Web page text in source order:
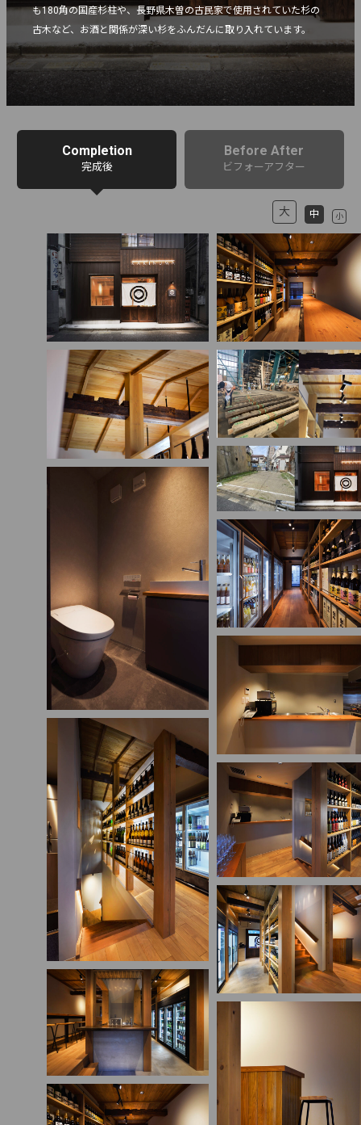
も180角の国産杉柱や、長野県木曽の古民家で使用されていた杉の
Completion
完成後
Before After
ビフォーアフター
大 中 小